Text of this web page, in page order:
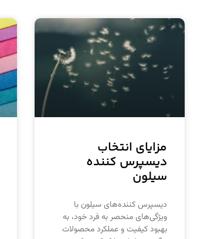
مزایای انتخاب
دیسپرس کننده
سیلون
دیسپرس کننده‌های سیلون با
ویژگی‌های منحصر به فرد خود، به
بهبود کیفیت و عملکرد محصولات